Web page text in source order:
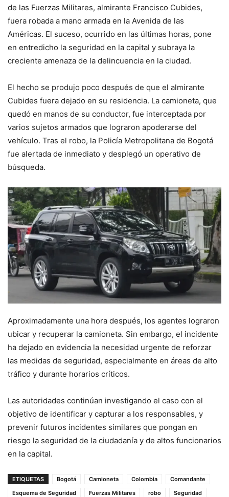
de las Fuerzas Militares, almirante Francisco Cubides,
fuera robada a mano armada en la Avenida de las
Américas. El suceso, ocurrido en las últimas horas, pone
en entredicho la seguridad en la capital y subraya la
creciente amenaza de la delincuencia en la ciudad.
El hecho se produjo poco después de que el almirante
Cubides fuera dejado en su residencia. La camioneta, que
quedó en manos de su conductor, fue interceptada por
varios sujetos armados que lograron apoderarse del
vehículo. Tras el robo, la Policía Metropolitana de Bogotá
fue alertada de inmediato y desplegó un operativo de
búsqueda.
Aproximadamente una hora después, los agentes lograron
ubicar y recuperar la camioneta. Sin embargo, el incidente
ha dejado en evidencia la necesidad urgente de reforzar
las medidas de seguridad, especialmente en áreas de alto
tráfico y durante horarios críticos.
Las autoridades continúan investigando el caso con el
objetivo de identificar y capturar a los responsables, y
prevenir futuros incidentes similares que pongan en
riesgo la seguridad de la ciudadanía y de altos funcionarios
en la capital.
ETIQUETAS Bogotá Camioneta Colombia
Comandante
Esquema de Seguridad
Fuerzas Militares robo Seguridad